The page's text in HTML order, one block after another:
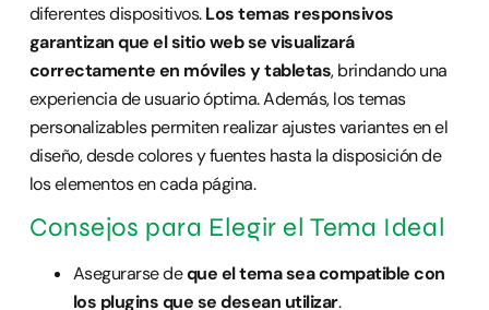
diferentes dispositivos.Los temas responsivos
garantizan que el sitio web se visualizará
correctamente en móviles y tabletas, brindando una
experiencia de usuario óptima. Además, los temas
personalizables permiten realizar ajustes variantes en el
diseño, desde colores y fuentes hasta la disposición de
los elementos en cada página.
Consejos para Elegir el Tema Ideal
Asegurarse deque el tema sea compatible con
los plugins que se desean utilizar.